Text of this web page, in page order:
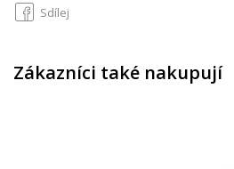
Sdílej
Zákazníci také nakupují